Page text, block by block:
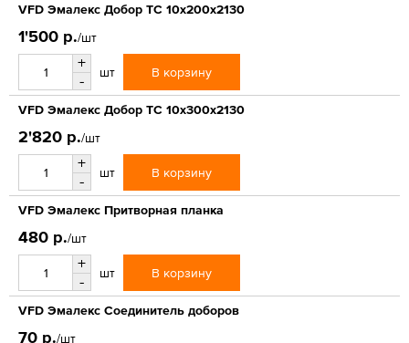
VFD Эмалекс Добор ТС 10x200x2130
1'500 р./шт
+
-
шт В корзину
VFD Эмалекс Добор ТС 10x300x2130
2'820 р./шт
+
-
шт В корзину
VFD Эмалекс Притворная планка
480 р./шт
+
-
шт В корзину
VFD Эмалекс Соединитель доборов
70 р./шт